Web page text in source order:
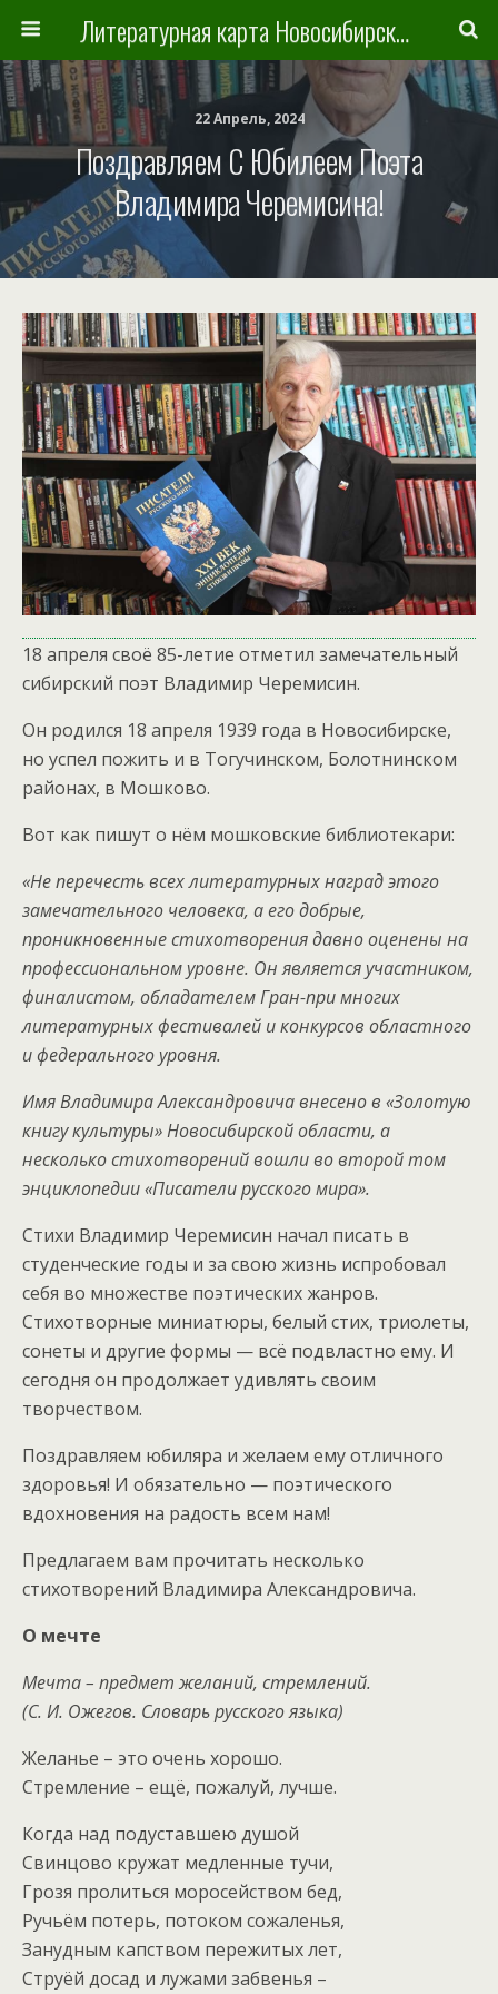
Литературная карта Новосибирска и Новосибирской области
22 Апрель, 2024
Поздравляем С Юбилеем Поэта
Владимира Черемисина!
18 апреля своё 85-летие отметил замечательный
сибирский поэт Владимир Черемисин.
Он родился 18 апреля 1939 года в Новосибирске,
но успел пожить и в Тогучинском, Болотнинском
районах, в Мошково.
Вот как пишут о нём мошковские библиотекари:
«Не перечесть всех литературных наград этого
замечательного человека, а его добрые,
проникновенные стихотворения давно оценены на
профессиональном уровне. Он является участником,
финалистом, обладателем Гран-при многих
литературных фестивалей и конкурсов областного
и федерального уровня.
Имя Владимира Александровича внесено в «Золотую
книгу культуры» Новосибирской области, а
несколько стихотворений вошли во второй том
энциклопедии «Писатели русского мира».
Cтихи Владимир Черемисин начал писать в
студенческие годы и за свою жизнь испробовал
себя во множестве поэтических жанров.
Стихотворные миниатюры, белый стих, триолеты,
сонеты и другие формы — всё подвластно ему. И
сегодня он продолжает удивлять своим
творчеством.
Поздравляем юбиляра и желаем ему отличного
здоровья! И обязательно — поэтического
вдохновения на радость всем нам!
Предлагаем вам прочитать несколько
стихотворений Владимира Александровича.
О мечте
Мечта – предмет желаний, стремлений.
(С. И. Ожегов. Словарь русского языка)
Желанье – это очень хорошо.
Стремление – ещё, пожалуй, лучше.
Когда над подуставшею душой
Свинцово кружат медленные тучи,
Грозя пролиться моросейством бед,
Ручьём потерь, потоком сожаленья,
Занудным капством пережитых лет,
Струёй досад и лужами забвенья –